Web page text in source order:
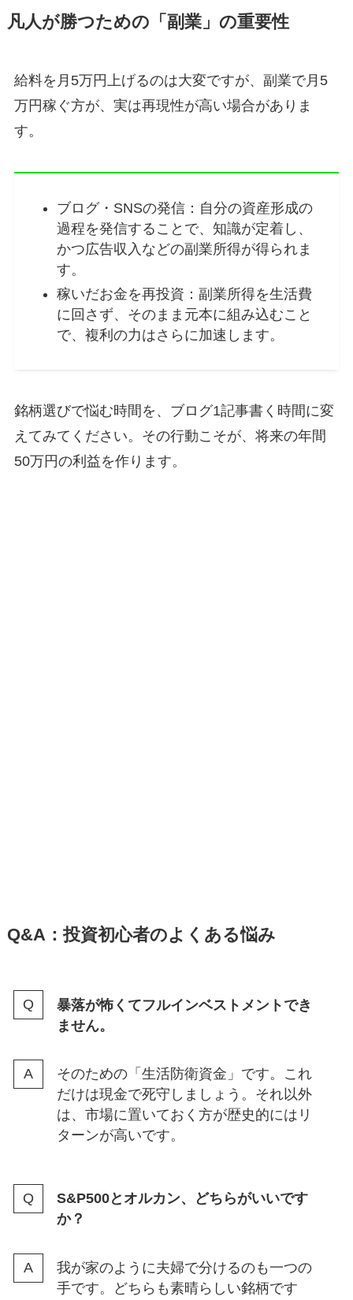
凡人が勝つための「副業」の重要性
給料を月5万円上げるのは大変ですが、副業で月5
万円稼ぐ方が、実は再現性が高い場合がありま
す。
ブログ・SNSの発信：自分の資産形成の
過程を発信することで、知識が定着し、
かつ広告収入などの副業所得が得られま
す。
稼いだお金を再投資：副業所得を生活費
に回さず、そのまま元本に組み込むこと
で、複利の力はさらに加速します。
銘柄選びで悩む時間を、ブログ1記事書く時間に変
えてみてください。その行動こそが、将来の年間
50万円の利益を作ります。
Q&A：投資初心者のよくある悩み
暴落が怖くてフルインベストメントでき
ません。
そのための「生活防衛資金」です。これ
だけは現金で死守しましょう。それ以外
は、市場に置いておく方が歴史的にはリ
ターンが高いです。
S&P500とオルカン、どちらがいいです
か？
我が家のように夫婦で分けるのも一つの
手です。どちらも素晴らしい銘柄です